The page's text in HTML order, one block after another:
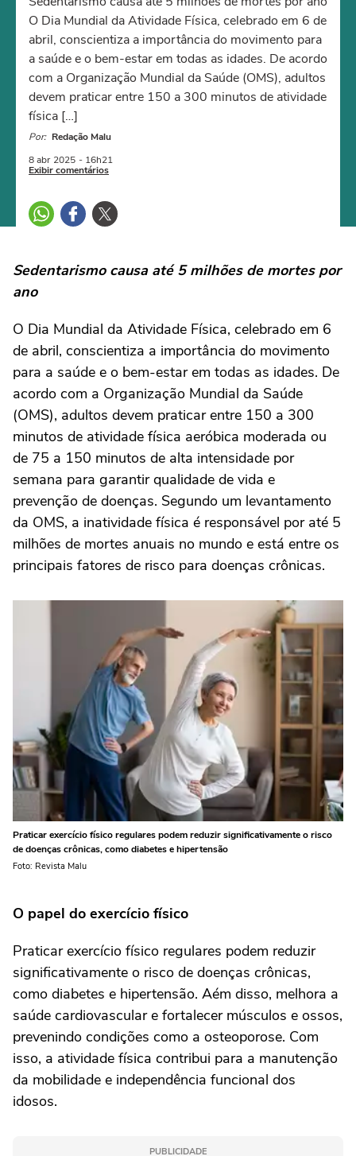
O Dia Mundial da Atividade Física, celebrado em 6 de
abril, conscientiza a importância do movimento para
a saúde e o bem-estar em todas as idades. De acordo
com a Organização Mundial da Saúde (OMS), adultos
devem praticar entre 150 a 300 minutos de atividade
física […]
Por: Redação Malu
8 abr 2025 - 16h21
Exibir comentários
Sedentarismo causa até 5 milhões de mortes por
ano
O Dia Mundial da Atividade Física, celebrado em 6
de abril, conscientiza a importância do movimento
para a saúde e o bem-estar em todas as idades. De
acordo com a Organização Mundial da Saúde
(OMS), adultos devem praticar entre 150 a 300
minutos de atividade física aeróbica moderada ou
de 75 a 150 minutos de alta intensidade por
semana para garantir qualidade de vida e
prevenção de doenças. Segundo um levantamento
da OMS, a inatividade física é responsável por até 5
milhões de mortes anuais no mundo e está entre os
principais fatores de risco para doenças crônicas.
Praticar exercício físico regulares podem reduzir significativamente o risco
de doenças crônicas, como diabetes e hipertensão
Foto: Revista Malu
O papel do exercício físico
Praticar exercício físico regulares podem reduzir
significativamente o risco de doenças crônicas,
como diabetes e hipertensão. Aém disso, melhora a
saúde cardiovascular e fortalecer músculos e ossos,
prevenindo condições como a osteoporose. Com
isso, a atividade física contribui para a manutenção
da mobilidade e independência funcional dos
idosos.
PUBLICIDADE